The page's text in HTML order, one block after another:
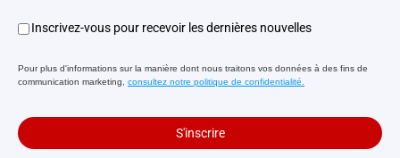
Inscrivez-vous pour recevoir les dernières nouvelles
Pour plus d'informations sur la manière dont nous traitons vos données à des fins de
communication marketing, consultez notre politique de confidentialité.
S'inscrire